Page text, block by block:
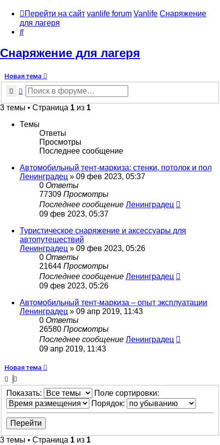
Перейти на сайт vanlife forum Vanlife Снаряжение
для лагеря
Поиск
Снаряжение для лагеря
Новая тема
ПоискРасширенный поиск
3 темы • Страница 1 из 1
Темы
Ответы
Просмотры
Последнее сообщение
Автомобильный тент-маркиза: стенки, потолок и пол
Ленинградец » 09 фев 2023, 05:37
0 Ответы
77309 Просмотры
Последнее сообщение Ленинградец
09 фев 2023, 05:37
Туристическое снаряжение и аксессуары для
автопутешествий
Ленинградец » 09 фев 2023, 05:26
0 Ответы
21644 Просмотры
Последнее сообщение Ленинградец
09 фев 2023, 05:26
Автомобильный тент-маркиза – опыт эксплуатации
Ленинградец » 09 апр 2019, 11:43
0 Ответы
26580 Просмотры
Последнее сообщение Ленинградец
09 апр 2019, 11:43
Новая тема
Показать:
Поле сортировки:
Порядок:
3 темы • Страница 1 из 1